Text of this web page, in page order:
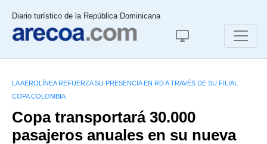
Diario turístico de la República Dominicana
LA AEROLÍNEA REFUERZA SU PRESENCIA EN RD A TRAVÉS DE SU FILIAL
COPA COLOMBIA
Copa transportará 30.000
pasajeros anuales en su nueva